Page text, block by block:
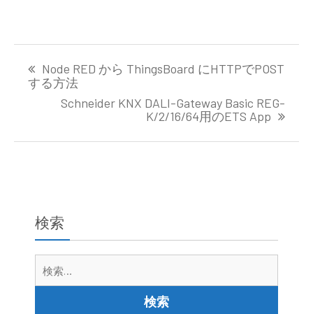
ー
Node RED から ThingsBoard にHTTPでPOST
する方法
Schneider KNX DALI-Gateway Basic REG-
K/2/16/64用のETS App
検索